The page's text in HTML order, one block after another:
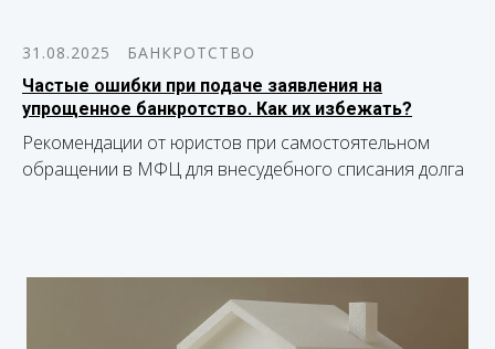
31.08.2025
БАНКРОТСТВО
Частые ошибки при подаче заявления на
упрощенное банкротство. Как их избежать?
Рекомендации от юристов при самостоятельном
обращении в МФЦ для внесудебного списания долга